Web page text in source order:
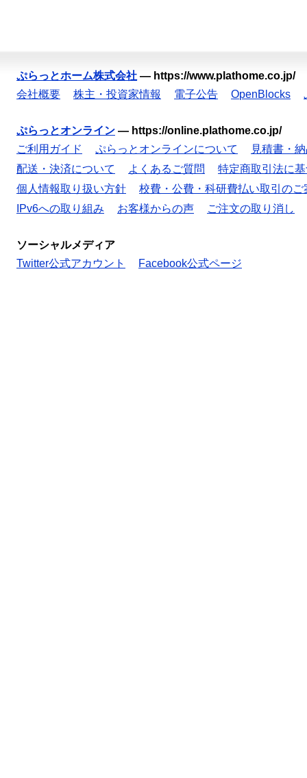
ぷらっとホーム株式会社 — https://www.plathome.co.jp/
会社概要
株主・投資家情報 電子公告 OpenBlocks
ぷらっとオンライン — https://online.plathome.co.jp/
ご利用ガイド
ぷらっとオンラインについて
見積書・
配送・決済について
よくあるご質問
特定商取引法に
個人情報取り扱い方針
校費・公費・科研費払い取引のご
IPv6への取り組み
お客様からの声 ご注文の取り消し
ソーシャルメディア
Twitter公式アカウント
Facebook公式ページ